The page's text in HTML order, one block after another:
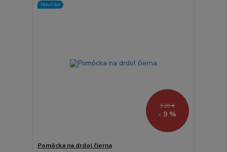
Novinka
3,20 €
- 9 %
Pomôcka na drdol čierna